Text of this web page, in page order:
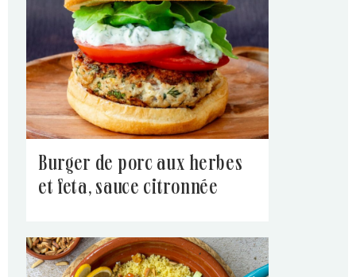
burger de porc aux herbes
et feta, sauce citronnée